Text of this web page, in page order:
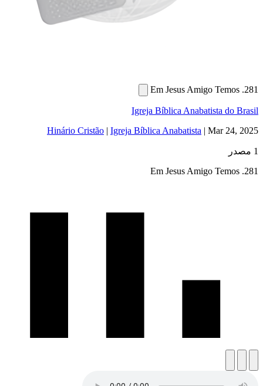
Igreja Bíblica Anabatista
Hinário Cristão |Igreja Bíblica Anabatista |Mar